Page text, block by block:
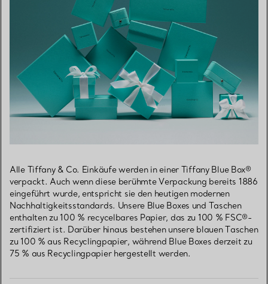
Alle Tiffany & Co. Einkäufe werden in einer Tiffany Blue Box®
verpackt. Auch wenn diese berühmte Verpackung bereits 1886
eingeführt wurde, entspricht sie den heutigen modernen
Nachhaltigkeitsstandards. Unsere Blue Boxes und Taschen
enthalten zu 100 % recycelbares Papier, das zu 100 % FSC®-
zertifiziert ist. Darüber hinaus bestehen unsere blauen Taschen
zu 100 % aus Recyclingpapier, während Blue Boxes derzeit zu
75 % aus Recyclingpapier hergestellt werden.